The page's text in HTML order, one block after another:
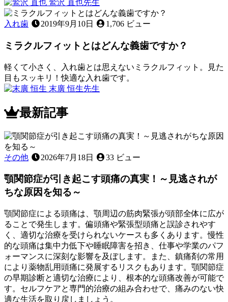
き
る
と
は
あ
る？
～
急
処
に
つ
い
～
鷲沢 直也先生
年
2
25
日
子
供
歯
グ
ラ
グ
歯
が
抜
け
る
順
番
っ
て
る
の？
入れ歯 2019年9月10日 1,706 ビュー
ミラクルフィットとはどんな義歯ですか？
軽くて小さく、入れ歯とは思えないミラクルフィット。見た
目もスッキリ！快適な入れ歯です。
末廣 恒生先生
日
ラ
ク
ル
フ
ィ
ッ
ト
と
は
ん
な
義
歯
で
す
か？
最新記事
その他 2026年7月18日 33 ビュー
顎関節症が引き起こす頭痛の真実！～見逃されが
ちな原因を知る～
顎関節症による頭痛は、顎周辺の筋肉緊張が頭部全体に広が
ることで発生します。偏頭痛や緊張型頭痛と誤診されやす
く、適切な治療を受けられないケースも多くあります。慢性
的な頭痛は集中力低下や睡眠障害を招き、仕事や学業のパフ
ォーマンスに深刻な影響を及ぼします。また、鎮痛剤の常用
により薬物乱用頭痛に発展するリスクもあります。顎関節症
の早期診断と適切な治療により、根本的な頭痛改善が可能で
す。セルフケアと専門的治療の組み合わせで、痛みのない快
適な生活を取り戻しましょう。